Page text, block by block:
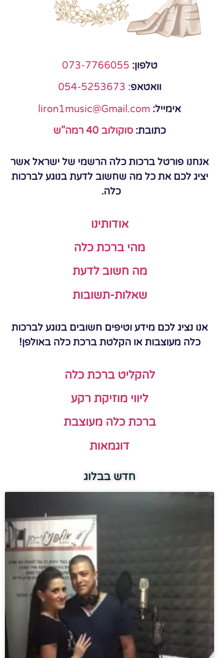
טלפון: 073-7766055
וואטאפ:
054-5253673
אימייל: liron1music@Gmail.com
כתובת: סוקולוב 40 רמה"ש
אנחנו פורטל ברכות כלה הרשמי של ישראל אשר
יציג לכם את כל מה שחשוב לדעת בנוגע לברכות
כלה.
אודותינו
מהי ברכת כלה
מה חשוב לדעת
שאלות-תשובות
אנו נציג לכם מידע וטיפים חשובים בנוגע לברכות
כלה מעוצבות או הקלטת ברכת כלה באולפן!
להקליט ברכת כלה
ליווי מוזיקת רקע
ברכת כלה מעוצבת
דוגמאות
חדש בבלוג